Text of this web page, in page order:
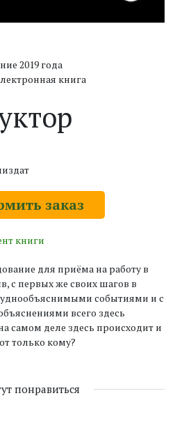
2019 года
книга
заказ
книги
для приёма на работу в
с первых же своих шагов в
событиями и с
всего здесь
самом деле здесь происходит и
только кому?
понравиться